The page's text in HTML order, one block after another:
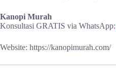
Kanopi Murah
Konsultasi GRATIS via WhatsApp:
Website: https://kanopimurah.com/